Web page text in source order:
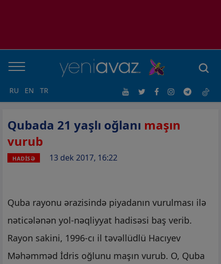
RU EN TR
Qubada 21 yaşlı oğlanı maşın
vurub
HADİSƏ 13 dek 2017, 16:22
Quba rayonu ərazisində piyadanın vurulması ilə
nəticələnən yol-nəqliyyat hadisəsi baş verib.
Rayon sakini, 1996-cı il təvəllüdlü Hacıyev
Məhəmməd İdris oğlunu maşın vurub. O, Quba